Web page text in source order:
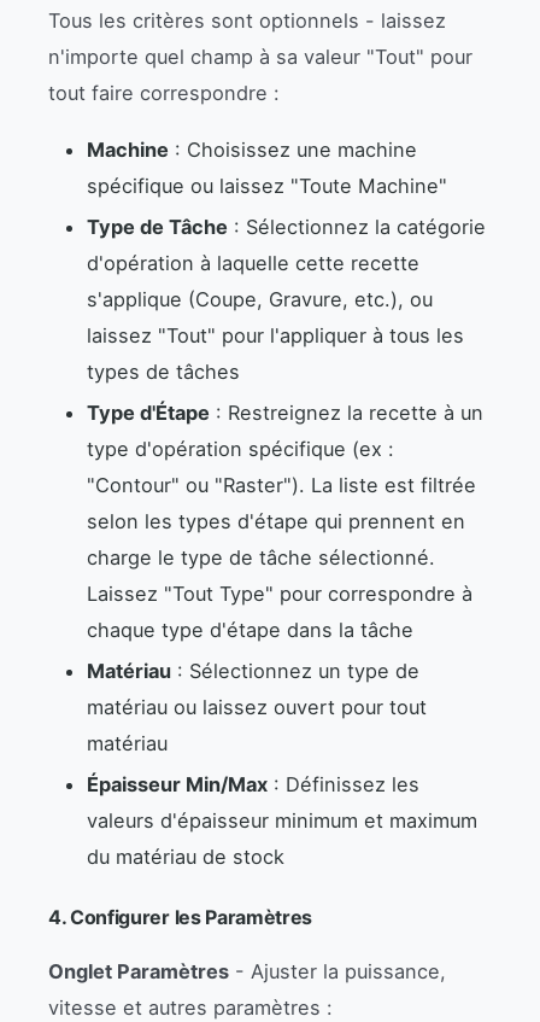
Tous les critères sont optionnels - laissez
n'importe quel champ à sa valeur "Tout" pour
tout faire correspondre :
Machine : Choisissez une machine
spécifique ou laissez "Toute Machine"
Type de Tâche : Sélectionnez la catégorie
d'opération à laquelle cette recette
s'applique (Coupe, Gravure, etc.), ou
laissez "Tout" pour l'appliquer à tous les
types de tâches
Type d'Étape : Restreignez la recette à un
type d'opération spécifique (ex :
"Contour" ou "Raster"). La liste est filtrée
selon les types d'étape qui prennent en
charge le type de tâche sélectionné.
Laissez "Tout Type" pour correspondre à
chaque type d'étape dans la tâche
Matériau : Sélectionnez un type de
matériau ou laissez ouvert pour tout
matériau
Épaisseur Min/Max : Définissez les
valeurs d'épaisseur minimum et maximum
du matériau de stock
4. Configurer les Paramètres
Onglet Paramètres - Ajuster la puissance,
vitesse et autres paramètres :